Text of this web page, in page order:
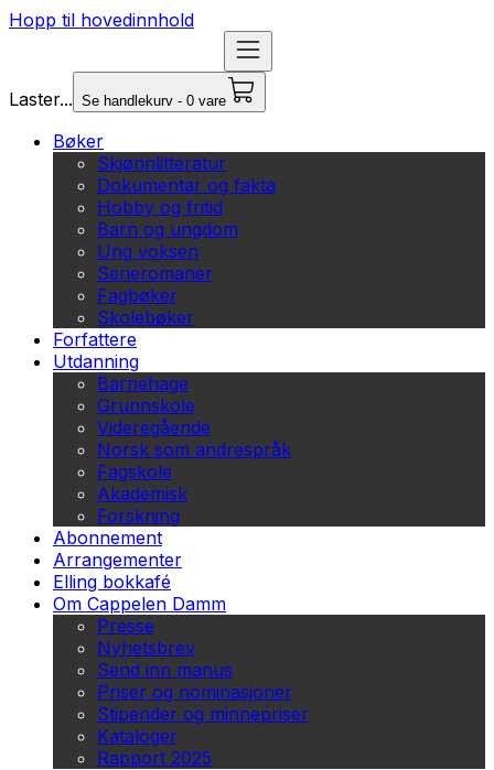
Hopp til hovedinnhold
Laster... Se handlekurv - 0 vare
Bøker
Skjønnlitteratur
Dokumentar og fakta
Hobby og fritid
Barn og ungdom
Ung voksen
Serieromaner
Fagbøker
Skolebøker
Forfattere
Utdanning
Barnehage
Grunnskole
Videregående
Norsk som andrespråk
Fagskole
Akademisk
Forskning
Abonnement
Arrangementer
Elling bokkafé
Om Cappelen Damm
Presse
Nyhetsbrev
Send inn manus
Priser og nominasjoner
Stipender og minnepriser
Kataloger
Rapport 2025